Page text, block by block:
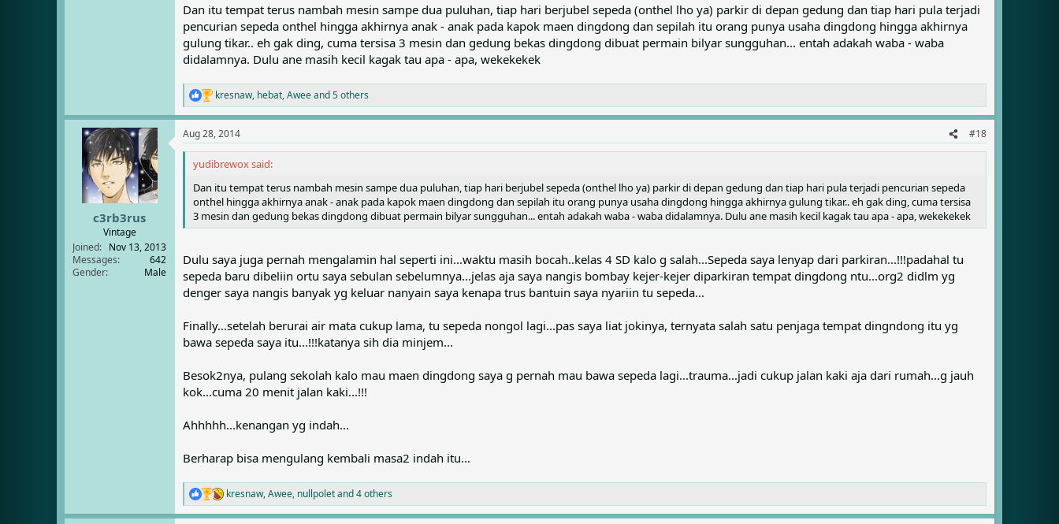
Dan itu tempat terus nambah mesin sampe dua puluhan, tiap hari berjubel sepeda (onthel lho ya) parkir di depan gedung dan tiap hari pula terjadi
pencurian sepeda onthel hingga akhirnya anak - anak pada kapok maen dingdong dan sepilah itu orang punya usaha dingdong hingga akhirnya
gulung tikar.. eh gak ding, cuma tersisa 3 mesin dan gedung bekas dingdong dibuat permain bilyar sungguhan... entah adakah waba - waba
didalamnya. Dulu ane masih kecil kagak tau apa - apa, wekekekek
R
e
c
t
kresnaw, hebat,Aweeand 5 others
c3rb3rus
Vintage
Joined
Nov 13, 2013
Messages
642
Gender
Male
Aug 28, 2014 #18
yudibrewox said:
Dan itu tempat terus nambah mesin sampe dua puluhan, tiap hari berjubel sepeda (onthel lho ya) parkir di depan gedung dan tiap hari pula terjadi pencurian sepeda
onthel hingga akhirnya anak - anak pada kapok maen dingdong dan sepilah itu orang punya usaha dingdong hingga akhirnya gulung tikar.. eh gak ding, cuma tersisa
3 mesin dan gedung bekas dingdong dibuat permain bilyar sungguhan... entah adakah waba - waba didalamnya. Dulu ane masih kecil kagak tau apa - apa, wekekekek
Dulu saya juga pernah mengalamin hal seperti ini...waktu masih bocah..kelas 4 SD kalo g salah...Sepeda saya lenyap dari parkiran...!!!padahal tu
sepeda baru dibeliin ortu saya sebulan sebelumnya...jelas aja saya nangis bombay kejer-kejer diparkiran tempat dingdong ntu...org2 didlm yg
denger saya nangis banyak yg keluar nanyain saya kenapa trus bantuin saya nyariin tu sepeda...
Finally...setelah berurai air mata cukup lama, tu sepeda nongol lagi...pas saya liat jokinya, ternyata salah satu penjaga tempat dingndong itu yg
bawa sepeda saya itu...!!!katanya sih dia minjem...
Besok2nya, pulang sekolah kalo mau maen dingdong saya g pernah mau bawa sepeda lagi...trauma...jadi cukup jalan kaki aja dari rumah...g jauh
kok...cuma 20 menit jalan kaki...!!!
Ahhhhh...kenangan yg indah...
Berharap bisa mengulang kembali masa2 indah itu...
R
e
kresnaw,Awee, nullpoletand 4 others